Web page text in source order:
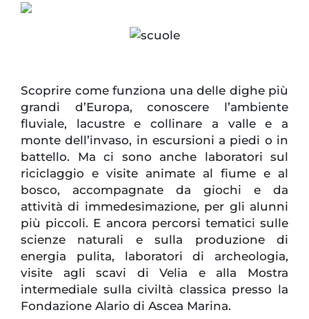
Scoprire come funziona una delle dighe più
grandi d’Europa, conoscere l’ambiente
fluviale, lacustre e collinare a valle e a
monte dell’invaso, in escursioni a piedi o in
battello. Ma ci sono anche laboratori sul
riciclaggio e visite animate al fiume e al
bosco, accompagnate da giochi e da
attività di immedesimazione, per gli alunni
più piccoli. E ancora percorsi tematici sulle
scienze naturali e sulla produzione di
energia pulita, laboratori di archeologia,
visite agli scavi di Velia e alla Mostra
intermediale sulla civiltà classica presso la
Fondazione Alario di Ascea Marina.